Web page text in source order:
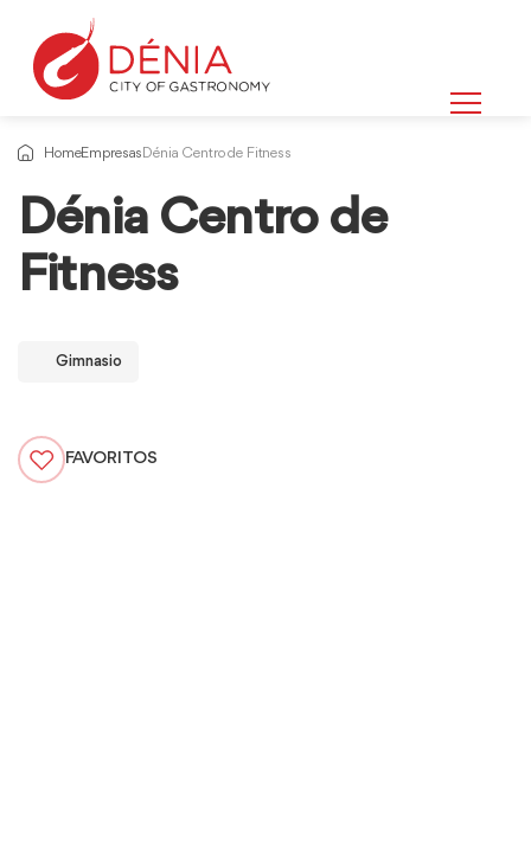
HomeEmpresas Dénia Centro de Fitness
Dénia Centro de
Fitness
Gimnasio
FAVORITOS